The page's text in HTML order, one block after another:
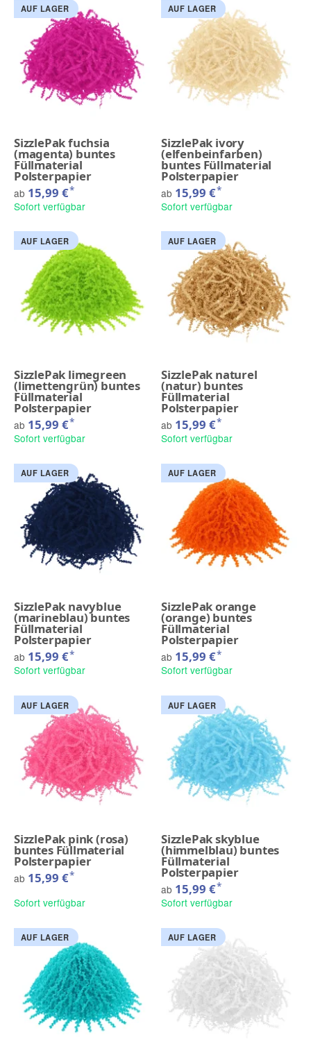
AUF LAGER
SizzlePak fuchsia
(magenta) buntes
Füllmaterial
Polsterpapier
ab 15,99 €*
Sofort verfügbar
AUF LAGER
SizzlePak ivory
(elfenbeinfarben)
buntes Füllmaterial
Polsterpapier
ab 15,99 €*
Sofort verfügbar
AUF LAGER
SizzlePak limegreen
(limettengrün) buntes
Füllmaterial
Polsterpapier
ab 15,99 €*
Sofort verfügbar
AUF LAGER
SizzlePak naturel
(natur) buntes
Füllmaterial
Polsterpapier
ab 15,99 €*
Sofort verfügbar
AUF LAGER
SizzlePak navyblue
(marineblau) buntes
Füllmaterial
Polsterpapier
ab 15,99 €*
Sofort verfügbar
AUF LAGER
SizzlePak orange
(orange) buntes
Füllmaterial
Polsterpapier
ab 15,99 €*
Sofort verfügbar
AUF LAGER
SizzlePak pink (rosa)
buntes Füllmaterial
Polsterpapier
ab 15,99 €*
Sofort verfügbar
AUF LAGER
SizzlePak skyblue
(himmelblau) buntes
Füllmaterial
Polsterpapier
ab 15,99 €*
Sofort verfügbar
AUF LAGER AUF LAGER